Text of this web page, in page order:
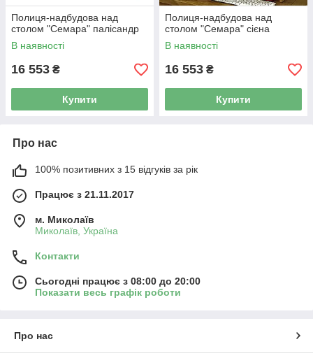
Полиця-надбудова над
столом "Семара" палісандр
В наявності
16 553 ₴
Купити
Полиця-надбудова над
столом "Семара" сієна
В наявності
16 553 ₴
Купити
Про нас
100% позитивних з 15 відгуків за рік
Працює з 21.11.2017
м. Миколаїв
Миколаїв, Україна
Контакти
Сьогодні працює з 08:00 до 20:00
Показати весь графік роботи
Про нас